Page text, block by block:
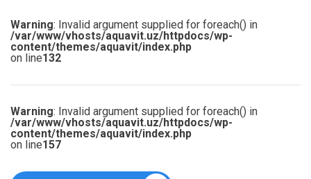
Warning: Invalid argument supplied for foreach() in
/var/www/vhosts/aquavit.uz/httpdocs/wp-
content/themes/aquavit/index.php
on line132
Warning: Invalid argument supplied for foreach() in
/var/www/vhosts/aquavit.uz/httpdocs/wp-
content/themes/aquavit/index.php
on line157